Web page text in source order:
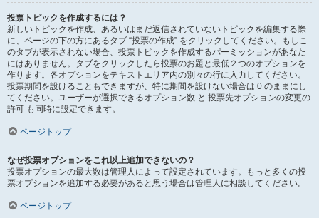
投票トピックを作成するには？
新しいトピックを作成、あるいはまだ返信されていないトピックを編集する際
に、ページの下の方にあるタブ “投票の作成” をクリックしてください。もしこ
のタブが表示されない場合、投票トピックを作成するパーミッションがあなた
にはありません。タブをクリックしたら投票のお題と最低２つのオプションを
作ります。各オプションをテキストエリア内の別々の行に入力してください。
投票期間を設けることもできますが、特に期間を設けない場合は 0 のままにし
てください。ユーザーが選択できるオプション数 と 投票先オプションの変更の
許可 も同時に設定できます。
ページトップ
なぜ投票オプションをこれ以上追加できないの？
投票オプションの最大数は管理人によって設定されています。もっと多くの投
票オプションを追加する必要があると思う場合は管理人に相談してください。
ページトップ